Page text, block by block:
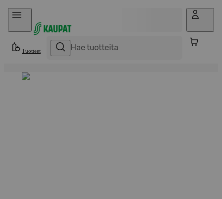
Hyppää sisältöön
Tuotteet